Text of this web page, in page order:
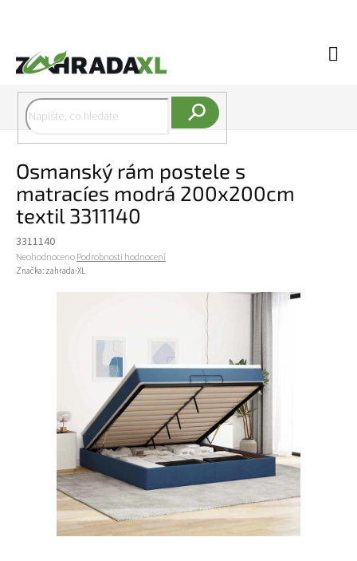
Osmanský rám postele s
matracíes modrá 200x200cm
textil 3311140
3311140
Průměrné hodnocení produktu je 0,0 z 5 hvězdiček.
NeohodnocenoPodrobnosti hodnocení
Značka: zahrada-XL